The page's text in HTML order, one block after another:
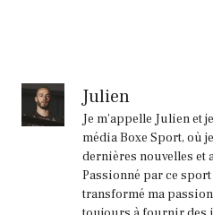
Julien
Je m'appelle Julien et
média Boxe Sport, où
dernières nouvelles et
Passionné par ce
transformé ma